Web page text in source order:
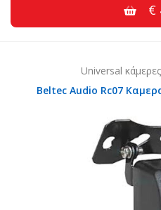
€
Universal
Beltec Audio Rc07